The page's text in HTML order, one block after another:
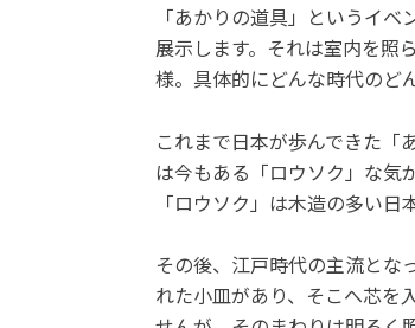
「あかりの道具」というイ
展示します。それは室内を照
様。具体的にどんな時代のど
これまで日本が歩んできた「
は今もある「ロウソク」な気
「ロウソク」は木造の多い
その後、江戸時代の主流とな
れた小皿があり、そこへ芯を